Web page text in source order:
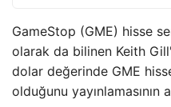
GameStop (GME) hisse
olarak da bilinen Keith
dolar değerinde GME
olduğunu yayınlamasının